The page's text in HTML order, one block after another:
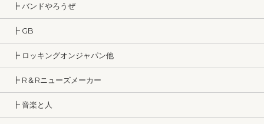
┣ バンドやろうぜ
┣ GB
┣ ロッキングオンジャパン他
┣ R＆Rニューズメーカー
┣ 音楽と人